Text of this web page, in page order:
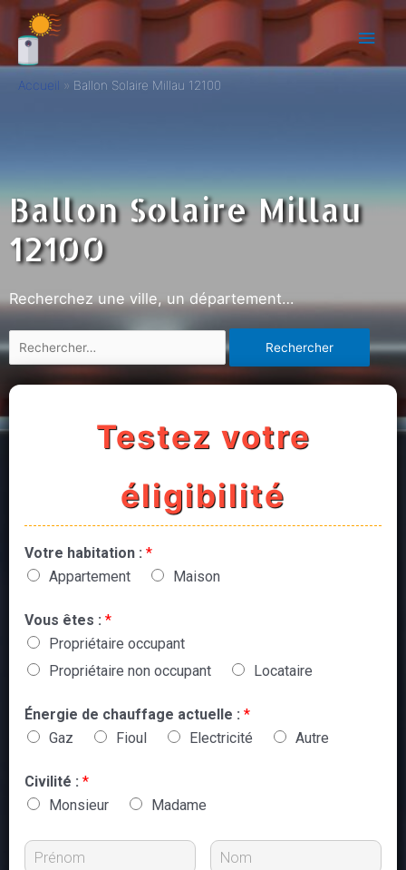
Accueil Ballon Solaire Millau 12100
Ballon Solaire Millau
12100
Recherchez une ville, un département…
Testez votre
éligibilité
Votre habitation : *
Appartement
Maison
Vous êtes : *
Propriétaire occupant
Propriétaire non occupant
Locataire
Énergie de chauffage actuelle : *
Gaz
Fioul Electricité Autre
Civilité : *
Monsieur
Madame